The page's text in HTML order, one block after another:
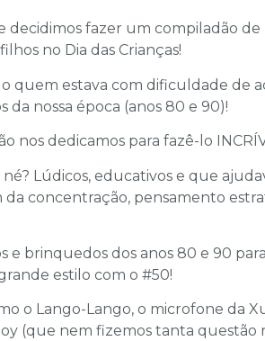
decidimos fazer um compiladão de
no Dia das Crianças!
quem estava com dificuldade de
nossa época (anos 80 e 90)!
nos dedicamos para fazê-lo
Lúdicos, educativos e que
concentração, pensamento
e brinquedos dos anos 80 e 90
estilo com o #50!
o Lango-Lango, o microfone da
(que nem fizemos tanta questão